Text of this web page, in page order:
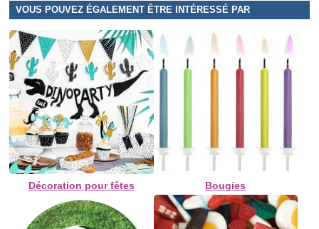
VOUS POUVEZ ÉGALEMENT ÊTRE INTÉRESSÉ PAR
Décoration pour fêtes Bougies